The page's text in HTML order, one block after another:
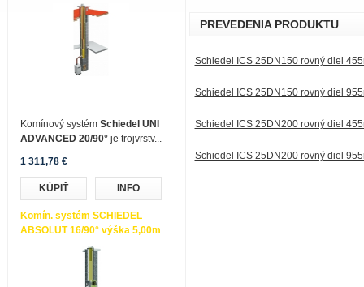
Komínový systém Schiedel UNI
ADVANCED 20/90°je trojvrstv...
1 311,78 €
KÚPIŤ INFO
Komín. systém SCHIEDEL
ABSOLUT 16/90° výška 5,00m
PREVEDENIA PRODUKTU
Schiedel ICS 25DN150 rovný diel
Schiedel ICS 25DN150 rovný diel
Schiedel ICS 25DN200 rovný diel
Schiedel ICS 25DN200 rovný diel